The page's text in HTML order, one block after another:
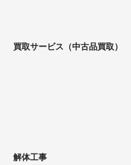
買取サービス（中古品買取）
解体工事